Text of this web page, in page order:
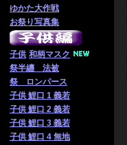
ゆかた大作戦
お祭り写真集
子供 和柄マスク
祭半纏 法被
祭 ロンパース
子供 鯉口 1 義若
子供 鯉口 2 義若
子供 鯉口 3 義若
子供 鯉口 4 無地